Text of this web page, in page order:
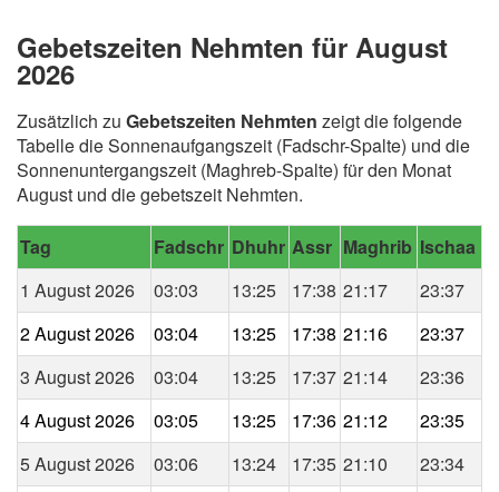
Gebetszeiten Nehmten für August
2026
Zusätzlich zu Gebetszeiten Nehmten zeigt die folgende
Tabelle die Sonnenaufgangszeit (Fadschr-Spalte) und die
Sonnenuntergangszeit (Maghreb-Spalte) für den Monat
August und die gebetszeit Nehmten.
Tag Fadschr Dhuhr Assr Maghrib Ischaa
1 August 2026
03:03 13:25 17:38 21:17
23:37
2 August 2026
03:04 13:25 17:38 21:16
23:37
3 August 2026
03:04 13:25 17:37 21:14
23:36
4 August 2026
03:05 13:25 17:36 21:12
23:35
5 August 2026
03:06 13:24 17:35 21:10
23:34